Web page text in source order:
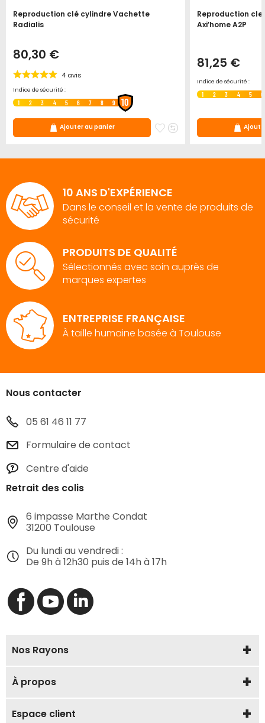
Reproduction clé cylindre Vachette
Radialis
80,30 €
4 avis
Indice de sécurité :
1 2 3 4 5 6 7 8 9 10
Ajouter au panier
AjouterAjouter
Reproduction
Axi’home A2P
81,25 €
Indice de sécurité :
1 2 3 4 5 6
10 ANS D'EXPÉRIENCE
Dans le conseil et la vente de produits de
sécurité
PRODUITS DE QUALITÉ
Sélectionnés avec soin auprès de
marques expertes
ENTREPRISE FRANÇAISE
À taille humaine basée à Toulouse
Nous contacter
05 61 46 11 77
Formulaire de contact
Centre d'aide
Retrait des colis
6 impasse Marthe Condat
31200 Toulouse
Du lundi au vendredi :
De 9h à 12h30 puis de 14h à 17h
Nos Rayons
À propos
Espace client